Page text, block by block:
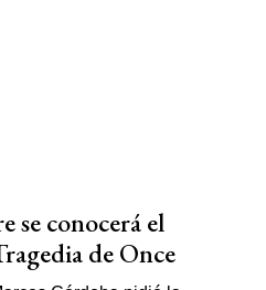
se conocerá el
de Once